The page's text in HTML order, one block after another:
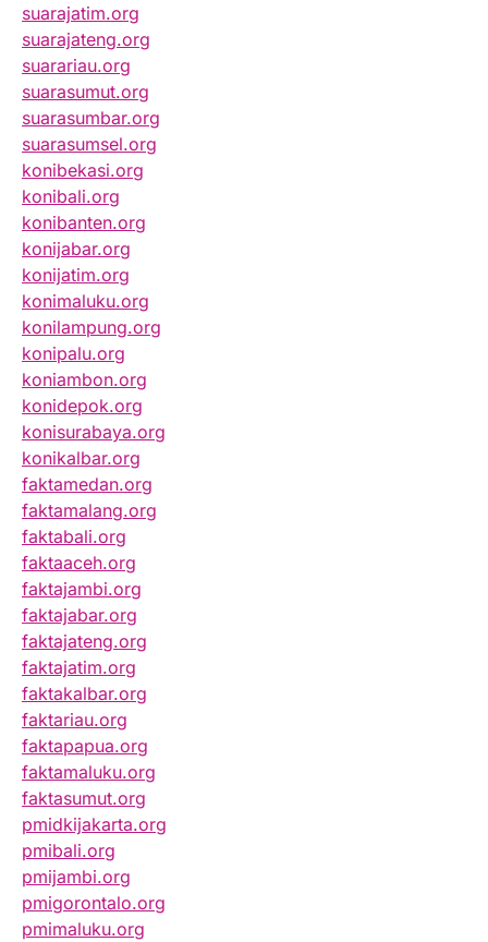
suarajatim.org
suarajateng.org
suarariau.org
suarasumut.org
suarasumbar.org
suarasumsel.org
konibekasi.org
konibali.org
konibanten.org
konijabar.org
konijatim.org
konimaluku.org
konilampung.org
konipalu.org
koniambon.org
konidepok.org
konisurabaya.org
konikalbar.org
faktamedan.org
faktamalang.org
faktabali.org
faktaaceh.org
faktajambi.org
faktajabar.org
faktajateng.org
faktajatim.org
faktakalbar.org
faktariau.org
faktapapua.org
faktamaluku.org
faktasumut.org
pmidkijakarta.org
pmibali.org
pmijambi.org
pmigorontalo.org
pmimaluku.org